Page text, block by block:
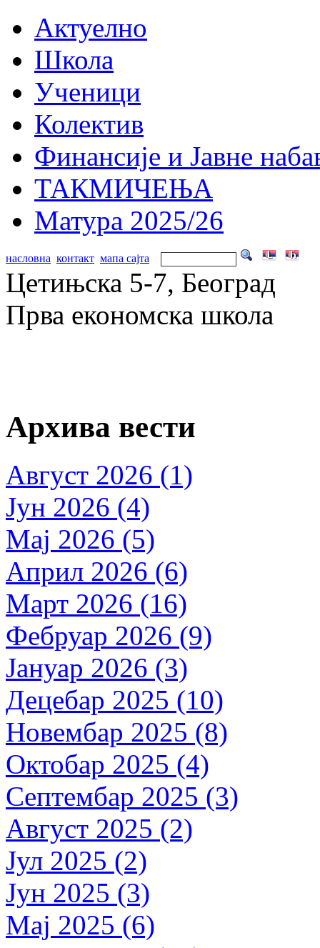
Актуелно
Школа
Ученици
Колектив
Финансије и Јавне
ТАКМИЧЕЊА
Матура 2025/26
насловна контакт мапа сајта
Цетињска 5-7, Београд
Прва економска школа
Архива вести
Август 2026 (1)
Јун 2026 (4)
Мај 2026 (5)
Април 2026 (6)
Март 2026 (16)
Фебруар 2026 (9)
Јануар 2026 (3)
Децебар 2025 (10)
Новембар 2025 (8)
Октобар 2025 (4)
Септембар 2025 (3)
Август 2025 (2)
Јул 2025 (2)
Јун 2025 (3)
Мај 2025 (6)